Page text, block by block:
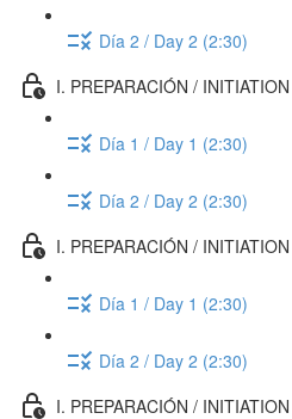
Día 2 / Day 2 (2:30)
I. PREPARACIÓN /
Día 1 / Day 1 (2:30)
Día 2 / Day 2 (2:30)
I. PREPARACIÓN /
Día 1 / Day 1 (2:30)
Día 2 / Day 2 (2:30)
I. PREPARACIÓN /